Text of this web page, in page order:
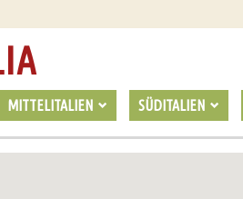
MITTELITALIEN SÜDITALIEN